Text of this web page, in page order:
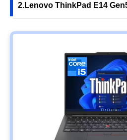
2.Lenovo ThinkPad E14